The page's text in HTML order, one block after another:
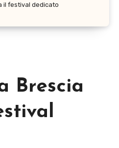
il festival dedicato
Brescia